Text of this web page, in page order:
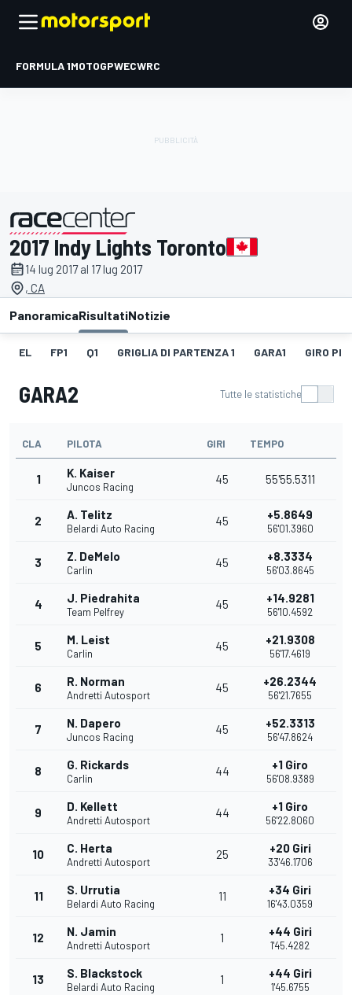
FORMULA 1MOTOGPWECWRC
presentato da
2017 Indy Lights Toronto
14 lug 2017 al 17 lug 2017
, CA
PanoramicaRisultatiNotizie
EL FP1 Q1 GRIGLIA DI PARTENZA 1 GARA1 GIRO PIÙ
GARA2 Tutte le statistiche
CLA PILOTA GIRI TEMPO
1 K. Kaiser
Juncos Racing
45 55'55.5311
2 A. Telitz
Belardi Auto Racing
45 +5.8649
56'01.3960
3 Z. DeMelo
Carlin
45 +8.3334
56'03.8645
4 J. Piedrahita
Team Pelfrey
45 +14.9281
56'10.4592
5 M. Leist
Carlin
45 +21.9308
56'17.4619
6 R. Norman
Andretti Autosport
45 +26.2344
56'21.7655
7 N. Dapero
Juncos Racing
45 +52.3313
56'47.8624
8 G. Rickards
Carlin
44 +1 Giro
56'08.9389
9 D. Kellett
Andretti Autosport
44 +1 Giro
56'22.8060
10 C. Herta
Andretti Autosport
25 +20 Giri
33'46.1706
11 S. Urrutia
Belardi Auto Racing
11 +34 Giri
16'43.0359
12 N. Jamin
Andretti Autosport
1 +44 Giri
1'45.4282
13 S. Blackstock
Belardi Auto Racing
1 +44 Giri
1'45.6755